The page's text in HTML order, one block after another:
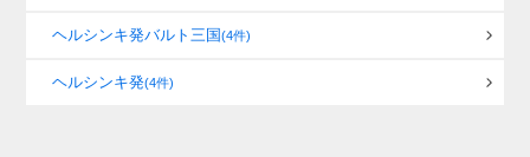
ヘルシンキ発バルト三国(4件)
ヘルシンキ発(4件)